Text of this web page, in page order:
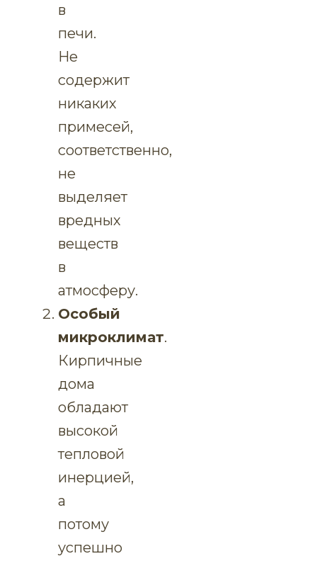
в
печи.
Не
содержит
никаких
примесей,
соответственно,
не
выделяет
вредных
веществ
в
атмосферу.
Особый
микроклимат.
Кирпичные
дома
обладают
высокой
тепловой
инерцией,
а
потому
успешно